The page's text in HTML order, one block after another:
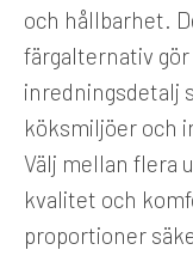
och hållbarhet.
färgalternativ
inredningsdetalj
köksmiljöer och
Välj mellan flera
kvalitet och
proportioner